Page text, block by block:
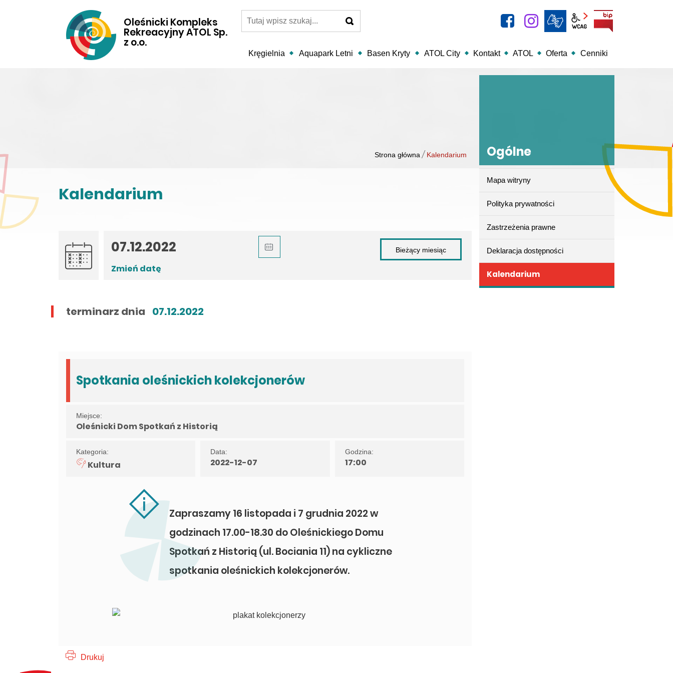
Oleśnicki Kompleks
Rekreacyjny ATOL Sp.
z o.o.
szukaj facebookinstagram
Panel wcag
Kręgielnia Aquapark Letni Basen Kryty ATOL City Kontakt ATOL Oferta Cenniki
Strona główna / Kalendarium Ogólne
Kalendarium
Zmień datę
terminarz dnia 07.12.2022
Spotkania oleśnickich kolekcjonerów
Miejsce:
Oleśnicki Dom Spotkań z Historią
Kategoria:
Kultura
Data:
2022-12-07
Godzina:
17:00
Zapraszamy 16 listopada i 7 grudnia 2022 w
godzinach 17.00-18.30 do Oleśnickiego Domu
Spotkań z Historią (ul. Bociania 11) na cykliczne
spotkania oleśnickich kolekcjonerów.
Drukuj
Mapa witryny
Polityka prywatności
Zastrzeżenia prawne
Deklaracja dostępności
Kalendarium